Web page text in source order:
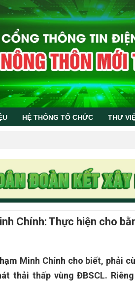
HỆ THỐNG TỔ CHỨC THƯ
Chính: Thực hiện cho
Minh Chính cho biết, phải
thải thấp vùng ĐBSCL.